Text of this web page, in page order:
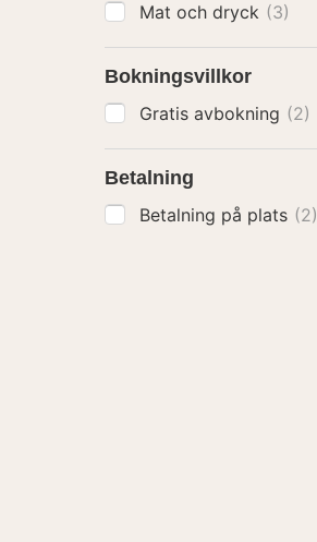
Mat och dryck (3)
Bokningsvillkor
Gratis avbokning (2)
Betalning
Betalning på plats (2)